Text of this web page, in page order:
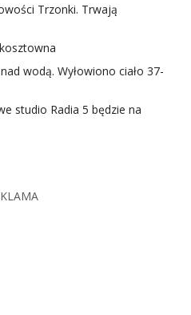
Trzonki. Trwają
wodą. Wyłowiono ciało 37-
studio Radia 5 będzie na